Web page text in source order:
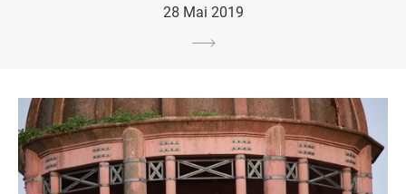
28 Mai 2019